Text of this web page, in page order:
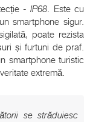
-IP68. Este cu
smartphone sigur.
poate rezista
și furtuni de praf.
smartphone turistic
extremă.
se străduiesc